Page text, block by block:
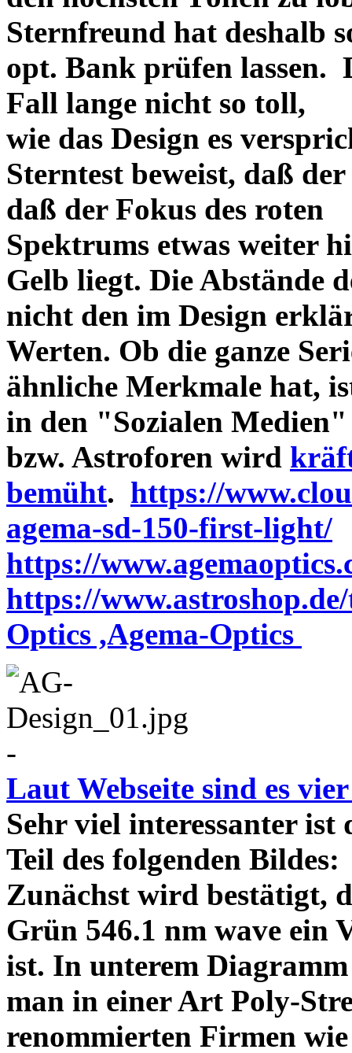
Sternfreund hat deshalb
opt. Bank prüfen lassen.
Fall lange nicht so toll,
wie das Design es
Sterntest beweist, daß
daß der Fokus des roten
Spektrums etwas weiter
Gelb liegt. Die Abstände
nicht den im Design
Werten. Ob die ganze
ähnliche Merkmale hat,
in den "Sozialen Medien"
bzw. Astroforen wird
bemüht. https://
agema-sd-150-first-light/
https://
https://
Optics ,Agema-Optics
-
Laut Webseite sind es
Sehr viel interessanter
Teil des folgenden
Zunächst wird bestätigt,
Grün 546.1 nm wave ein
ist. In unterem
man in einer Art Poly-
renommierten Firmen